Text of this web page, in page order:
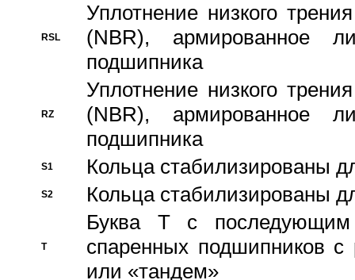
RSL
Уплотнение низкого
(NBR), армированное
подшипника
RZ
Уплотнение низкого
(NBR), армированное
подшипника
S1 Кольца стабилизированы
S2 Кольца стабилизированы
T
Буква T с
спаренных подшипников
или «тандем»